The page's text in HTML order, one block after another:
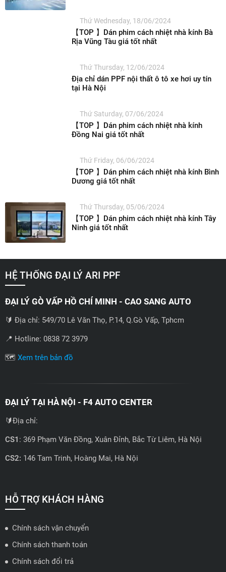
Thứ Wednesday, 18/06/2024
【TOP 】Dán phim cách nhiệt nhà kính Bà
Rịa Vũng Tàu giá tốt nhất
Thứ Thursday, 12/06/2024
Địa chỉ dán PPF nội thất ô tô xe hơi uy tín
tại Hà Nội
Thứ Saturday, 07/06/2024
【TOP 】Dán phim cách nhiệt nhà kính
Đồng Nai giá tốt nhất
Thứ Friday, 06/06/2024
【TOP 】Dán phim cách nhiệt nhà kính Bình
Dương giá tốt nhất
Thứ Thursday, 05/06/2024
【TOP 】Dán phim cách nhiệt nhà kính Tây
Ninh giá tốt nhất
HỆ THỐNG ĐẠI LÝ ARI PPF
ĐẠI LÝ GÒ VẤP HỒ CHÍ MINH - CAO SANG AUTO
🔰 Địa chỉ: 549/70 Lê Văn Thọ, P.14, Q.Gò Vấp, Tphcm
📍 Hotline: 0838 72 3979
🗺️ Xem trên bản đồ
ĐẠI LÝ TẠI HÀ NỘI - F4 AUTO CENTER
🔰Địa chỉ:
CS1 : 369 Phạm Văn Đồng, Xuân Đỉnh, Bắc Từ Liêm, Hà Nội
CS2: 146 Tam Trinh, Hoàng Mai, Hà Nội
🗺️Xem trên bản đồ
ĐẠI LÝ QUẬN 2 HCM - HẢI TRIỀU AUTO
🔰 Địa chỉ: 78-80 Vũ Tông Phan, P.An Phú, TP Thủ Đức, TP HCM
HỖ TRỢ KHÁCH HÀNG
Chính sách vận chuyển
Chính sách thanh toán
Chính sách đổi trả